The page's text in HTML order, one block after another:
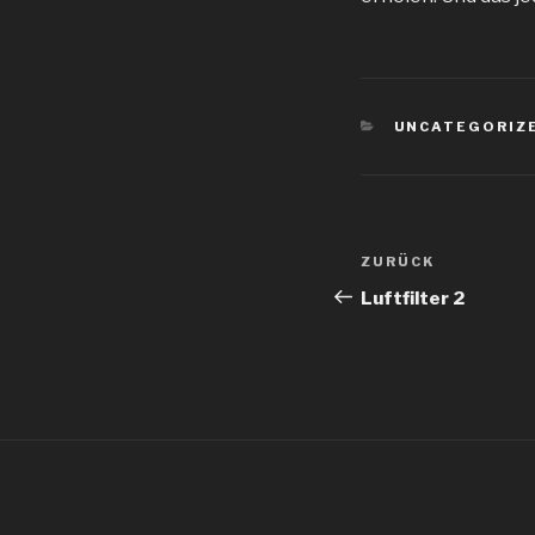
KATEGORIEN
Vorheriger
Beitrag
ZURÜCK
Luftfilter 2